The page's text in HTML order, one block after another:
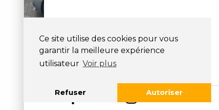
Ce site utilise des cookies pour vous
garantir la meilleure expérience
utilisateur Voir plus
Refuser Autoriser
BMW M850 M850 I
XDRIVE